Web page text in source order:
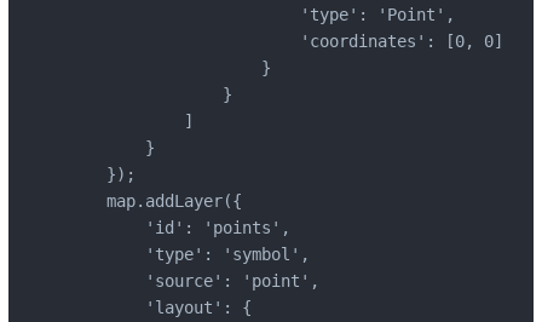
                        'type': 'Point',
                        'coordinates': [0, 0]
                    }
                }
            ]
        }
    });
    map.addLayer({
        'id': 'points',
        'type': 'symbol',
        'source': 'point',
        'layout': {